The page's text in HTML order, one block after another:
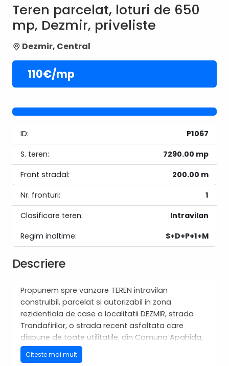
Teren parcelat, loturi de 650
mp, Dezmir, priveliste
Dezmir, Central
110€/mp
ID:
P1067
S. teren:
7290.00 mp
Front stradal:
200.00 m
Nr. fronturi:
1
Clasificare teren:
Intravilan
Regim inaltime:
S+D+P+1+M
Descriere
Propunem spre vanzare TEREN intravilan
construibil, parcelat si autorizabil in zona
rezidentiala de case a localitatii DEZMIR, strada
Trandafirilor, o strada recent asfaltata care
dispune de toate utilitatile, din Comuna Apahida,
judetul Cluj.
Terenul este parcelat in 12 loturi, 10 loturi avand
Citeste mai mult